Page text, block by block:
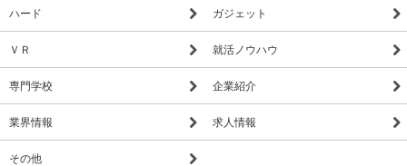
ハード ガジェット
ＶＲ 就活ノウハウ
専門学校 企業紹介
業界情報 求人情報
その他